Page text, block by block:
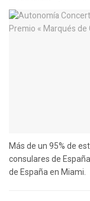
Más de un 95% de
consulares de
de España en Miami.